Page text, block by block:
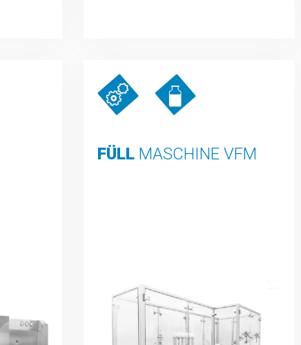
FÜLLMASCHINE VFM